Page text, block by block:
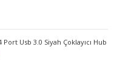
Port Usb 3.0 Siyah Çoklayıcı Hub